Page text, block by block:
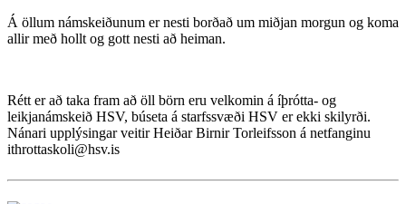
Á öllum námskeiðunum er nesti borðað um miðjan morgun og koma
allir með hollt og gott nesti að heiman.
Rétt er að taka fram að öll börn eru velkomin á íþrótta- og
leikjanámskeið HSV, búseta á starfssvæði HSV er ekki skilyrði.
Nánari upplýsingar veitir Heiðar Birnir Torleifsson á netfanginu
ithrottaskoli@hsv.is